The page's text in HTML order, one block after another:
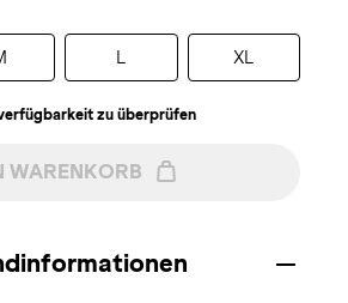
XL
zu überprüfen
WARENKORB